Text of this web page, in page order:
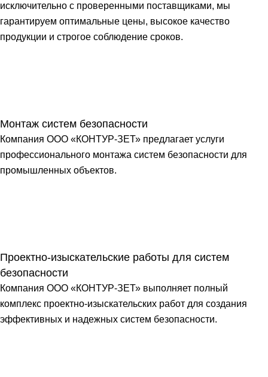
исключительно с проверенными поставщиками, мы
гарантируем оптимальные цены, высокое качество
продукции и строгое соблюдение сроков.
Монтаж систем безопасности
Компания ООО «КОНТУР-ЗЕТ» предлагает услуги
профессионального монтажа систем безопасности для
промышленных объектов.
Проектно-изыскательские работы для систем
безопасности
Компания ООО «КОНТУР-ЗЕТ» выполняет полный
комплекс проектно-изыскательских работ для создания
эффективных и надежных систем безопасности.